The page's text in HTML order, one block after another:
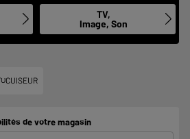
TV,
Image, Son
de votre magasin